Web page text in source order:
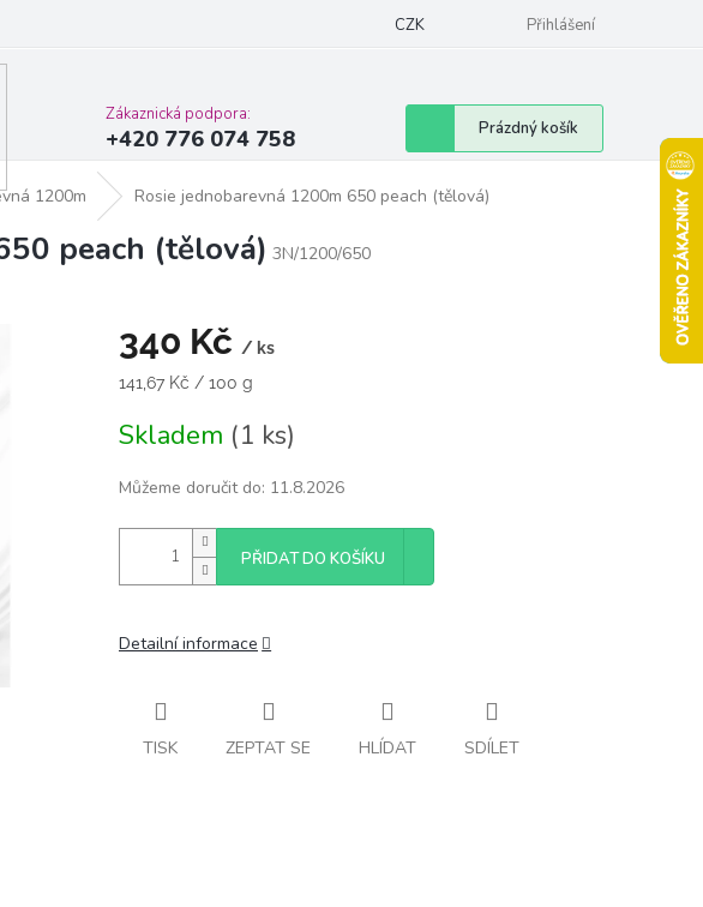
Podmínky ochrany osobních údajů Moje objednávka
CZK Přihlášení
Zákaznická podpora:
+420 776 074 758
Nákupní
košík
Prázdný košík
1200m Rosie jednobarevná 1200m 650 peach (tělová)
peach (tělová) 3N/1200/650
340 Kč / ks
Měrná
141,67 Kč / 100 g
Skladem (1 ks)
Můžeme doručit do: 11.8.2026
PŘIDAT DO KOŠÍKU
Detailní informace
TISK ZEPTAT SE HLÍDAT SDÍLET